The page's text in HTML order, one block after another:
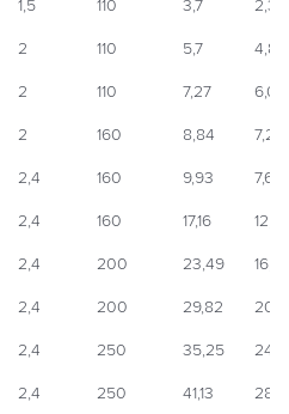
1,5 110 3,7 2,3
2 110 5,7 4,82
2 110 7,27 6,03
2 160 8,84 7,23
2,4 160 9,93 7,69
2,4 160 17,16
2,4 200 23,49 16,57
2,4 200 29,82
2,4 250 35,25
2,4 250 41,13 28,12